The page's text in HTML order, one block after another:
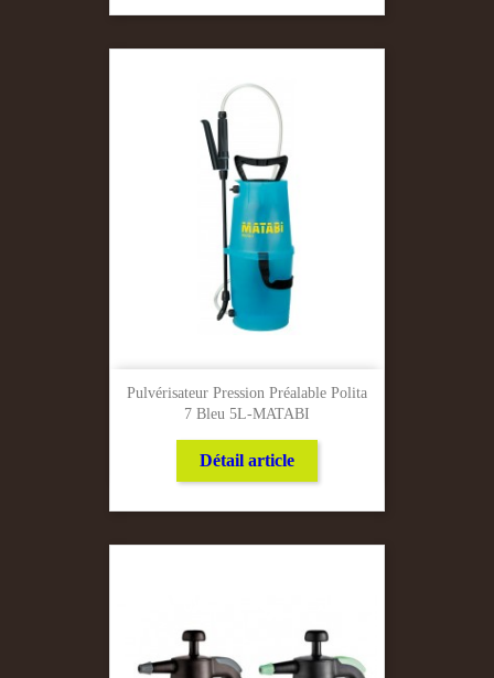
Pulvérisateur Pression Préalable Polita
7 Bleu 5L-MATABI
Détail article